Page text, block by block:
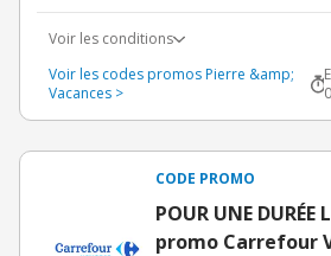
Voir les conditions
Voir les codes promos Pierre &amp;
Vacances >
CODE PROMO
POUR UNE DURÉE
promo Carrefour